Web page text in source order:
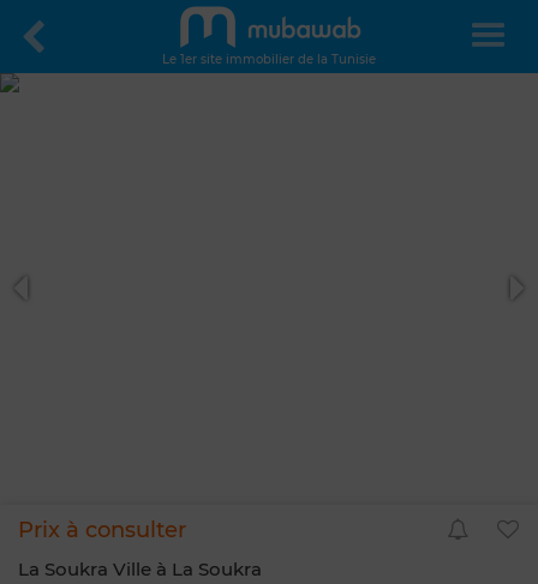
Le 1er site immobilier de la Tunisie
Prix à consulter
La Soukra Ville à La Soukra